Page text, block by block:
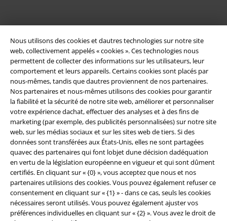
Nous utilisons des cookies et dautres technologies sur notre site
web, collectivement appelés « cookies ». Ces technologies nous
permettent de collecter des informations sur les utilisateurs, leur
comportement et leurs appareils. Certains cookies sont placés par
nous-mêmes, tandis que dautres proviennent de nos partenaires.
Nos partenaires et nous-mêmes utilisons des cookies pour garantir
la fiabilité et la sécurité de notre site web, améliorer et personnaliser
votre expérience dachat, effectuer des analyses et à des fins de
marketing (par exemple, des publicités personnalisées) sur notre site
web, sur les médias sociaux et sur les sites web de tiers. Si des
données sont transférées aux États-Unis, elles ne sont partagées
quavec des partenaires qui font lobjet dune décision dadéquation
en vertu de la législation européenne en vigueur et qui sont dûment
certifiés. En cliquant sur « {0} », vous acceptez que nous et nos
partenaires utilisions des cookies. Vous pouvez également refuser ce
consentement en cliquant sur « {1} » - dans ce cas, seuls les cookies
nécessaires seront utilisés. Vous pouvez également ajuster vos
préférences individuelles en cliquant sur « {2} ». Vous avez le droit de
Légal
Conditions générales
Éditeur
Clauses de confidentialité
Élimination des déchets et protection de l'environnement
Déclaration de Conformité